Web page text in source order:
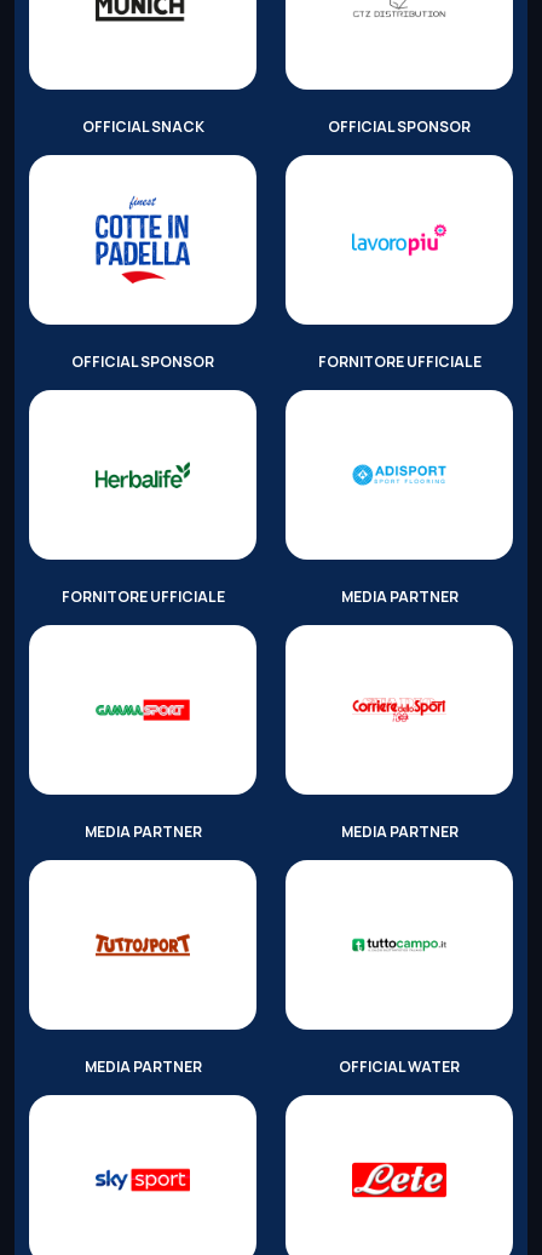
OFFICIAL SNACK OFFICIAL SPONSOR
OFFICIAL SPONSOR FORNITORE UFFICIALE
FORNITORE UFFICIALE MEDIA PARTNER
MEDIA PARTNER MEDIA PARTNER
MEDIA PARTNER OFFICIAL WATER